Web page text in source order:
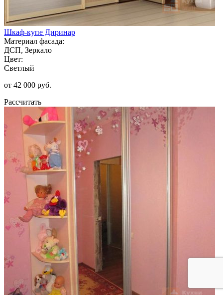
Шкаф-купе Диринар
Материал фасада:
ДСП, Зеркало
Цвет:
Светлый
от 42 000 руб.
Рассчитать